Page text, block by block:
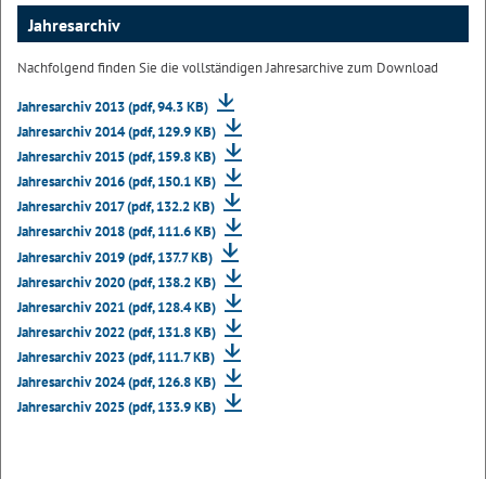
Jahresarchiv
Nachfolgend finden Sie die vollständigen Jahresarchive zum Download
Jahresarchiv 2013 (pdf, 94.3 KB)
Jahresarchiv 2014 (pdf, 129.9 KB)
Jahresarchiv 2015 (pdf, 159.8 KB)
Jahresarchiv 2016 (pdf, 150.1 KB)
Jahresarchiv 2017 (pdf, 132.2 KB)
Jahresarchiv 2018 (pdf, 111.6 KB)
Jahresarchiv 2019 (pdf, 137.7 KB)
Jahresarchiv 2020 (pdf, 138.2 KB)
Jahresarchiv 2021 (pdf, 128.4 KB)
Jahresarchiv 2022 (pdf, 131.8 KB)
Jahresarchiv 2023 (pdf, 111.7 KB)
Jahresarchiv 2024 (pdf, 126.8 KB)
Jahresarchiv 2025 (pdf, 133.9 KB)